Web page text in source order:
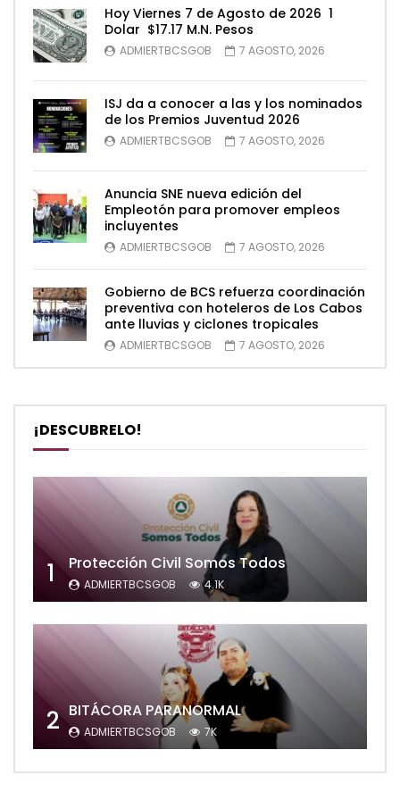
Hoy Viernes 7 de Agosto de 2026 1
Dolar $17.17 M.N. Pesos
ADMIERTBCSGOB 7 AGOSTO, 2026
ISJ da a conocer a las y los nominados
de los Premios Juventud 2026
ADMIERTBCSGOB 7 AGOSTO, 2026
Anuncia SNE nueva edición del
Empleotón para promover empleos
incluyentes
ADMIERTBCSGOB 7 AGOSTO, 2026
Gobierno de BCS refuerza coordinación
preventiva con hoteleros de Los Cabos
ante lluvias y ciclones tropicales
ADMIERTBCSGOB 7 AGOSTO, 2026
¡DESCUBRELO!
1 Protección Civil Somos Todos
ADMIERTBCSGOB 4.1K
2 BITÁCORA PARANORMAL
ADMIERTBCSGOB 7K